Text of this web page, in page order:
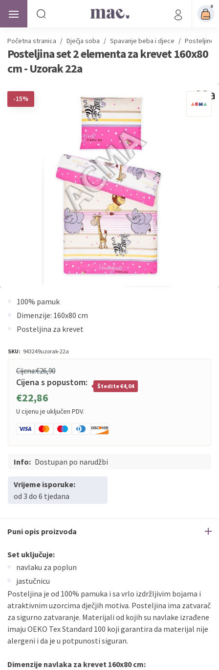
0
Početna stranica / Dječja soba / Spavanje beba i djece / Posteljine
Posteljina set 2 elementa za krevet 160x80
cm - Uzorak 22a
-15%
100% pamuk
Dimenzije: 160x80 cm
Posteljina za krevet
SKU: 943249uzorak-22a
Cijena:€26,90
Cijena s popustom:
€22,86
Štedite €4,04
U cijenu je uključen PDV.
Info: Dostupan po narudžbi
Vrijeme isporuke:
od 3 do 6 tjedana
Puni opis proizvoda
Set uključuje:
navlaku za poplun
jastučnicu
Posteljina je od 100% pamuka i sa vrlo izdržljivim bojama i
atraktivnim uzorcima dječjih motiva. Posteljina ima zatvarač
za sigurno zatvaranje. Materijali od kojih su navlake izrađene
imaju OEKO Tex Standard 100 koji garantira da materijal nije
alergeni i da je u potpunosti siguran.
Dimenzije navlaka za krevet 160x80 cm: